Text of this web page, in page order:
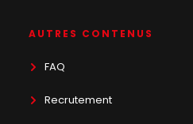
AUTRES CONTENUS
FAQ
Recrutement